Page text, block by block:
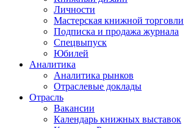
Личности
Мастерская книжной торговли
Подписка и продажа журнала
Спецвыпуск
Юбилей
Аналитика
Аналитика рынков
Отраслевые доклады
Отрасль
Вакансии
Календарь книжных выставок